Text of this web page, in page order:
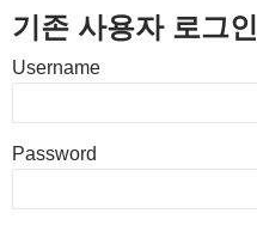
기존 사용자 로그인
Username
Password